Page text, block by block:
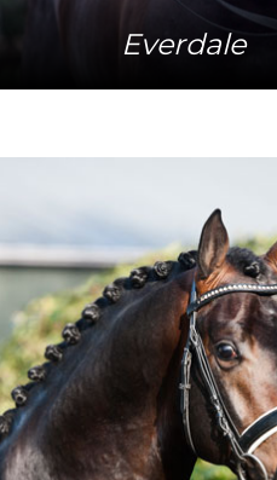
Everdale
Mehr Info